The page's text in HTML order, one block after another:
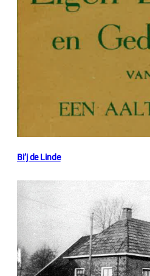
Bi’j de Linde